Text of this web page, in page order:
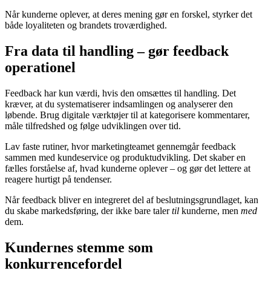
Når kunderne oplever, at deres mening gør en forskel, styrker det
både loyaliteten og brandets troværdighed.
Fra data til handling – gør feedback
operationel
Feedback har kun værdi, hvis den omsættes til handling. Det
kræver, at du systematiserer indsamlingen og analyserer den
løbende. Brug digitale værktøjer til at kategorisere kommentarer,
måle tilfredshed og følge udviklingen over tid.
Lav faste rutiner, hvor marketingteamet gennemgår feedback
sammen med kundeservice og produktudvikling. Det skaber en
fælles forståelse af, hvad kunderne oplever – og gør det lettere at
reagere hurtigt på tendenser.
Når feedback bliver en integreret del af beslutningsgrundlaget, kan
du skabe markedsføring, der ikke bare talertil kunderne, men med
dem.
Kundernes stemme som
konkurrencefordel